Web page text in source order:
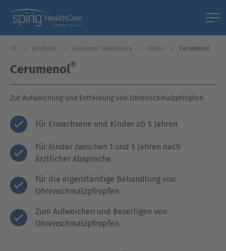
DE Produkte Consumer Healthcare Ohren Cerumenol
Cerumenol®
Zur Aufweichung und Entfernung von Ohrenschmalzpfropfen
Für Erwachsene und Kinder ab 5 Jahren
Für Kinder zwischen 1 und 5 Jahren nach
ärztlicher Absprache
Für die eigenständige Behandlung von
Ohrenschmalzpfropfen
Zum Aufweichen und Beseitigen von
Ohrenschmalzpfropfen